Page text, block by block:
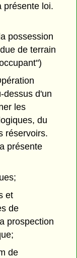
présente loi.
possession
de terrain
dessus d'un
les
du
réservoirs.
présente
et
de
prospection
de